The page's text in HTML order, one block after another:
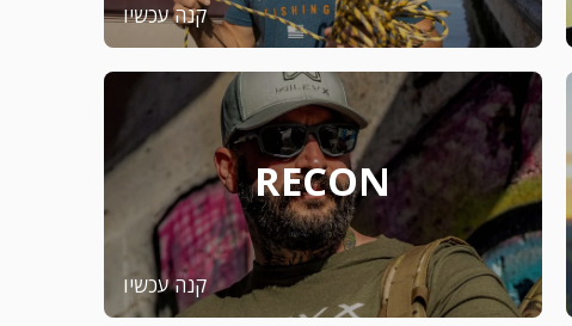
קנה עכשיו
RECON
קנה עכשיו